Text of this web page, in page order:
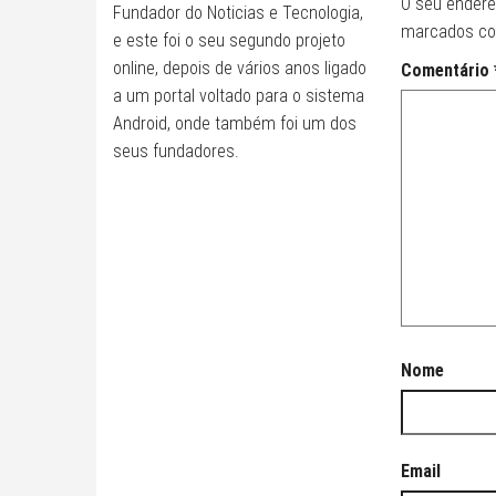
Fundador do Noticias e Tecnologia,
e este foi o seu segundo projeto
online, depois de vários anos ligado
a um portal voltado para o sistema
Android, onde também foi um dos
seus fundadores.
marcados
Comentário
Nome
Email